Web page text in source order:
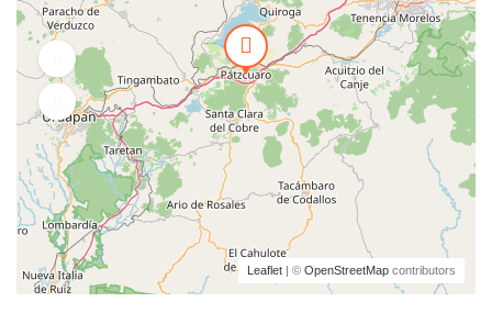
Leaflet | © OpenStreetMap contributors